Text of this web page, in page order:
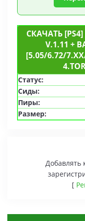
СКАЧАТЬ [PS4]
V.1.11 +
[5.05/6.72/
Статус:
Сиды:
Пиры:
Размер:
Добавлять
[